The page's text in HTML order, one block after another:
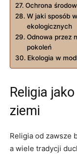
Ochrona
W jaki sposób⁤
ekologicznych
Odnowa przez
⁤pokoleń
Ekologia w
Religia
ziemi
Religia od zawsze
⁤a wiele tradycji